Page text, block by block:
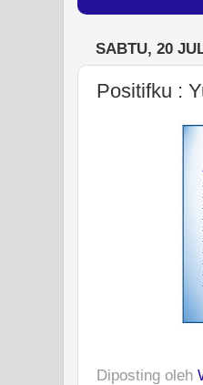
SABTU, 20
Positifku :
Diposting oleh